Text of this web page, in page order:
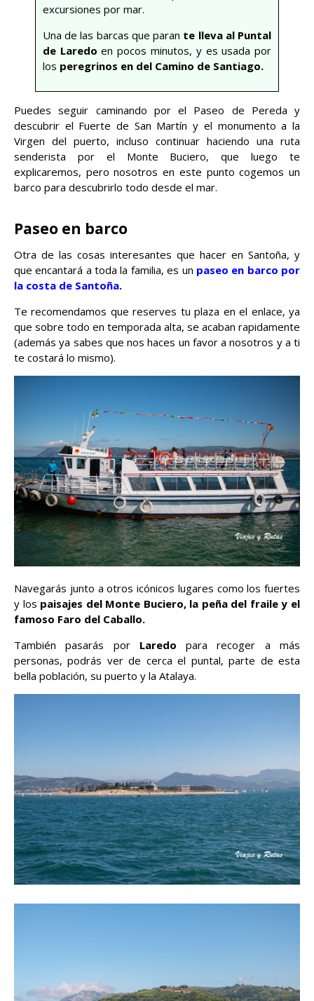
excursiones por mar.
Una de las barcas que paran te lleva al Puntal
de Laredo en pocos minutos, y es usada por
los peregrinos en del Camino de Santiago.
Puedes seguir caminando por el Paseo de Pereda y
descubrir el Fuerte de San Martín y el monumento a la
Virgen del puerto, incluso continuar haciendo una ruta
senderista por el Monte Buciero, que luego te
explicaremos, pero nosotros en este punto cogemos un
barco para descubrirlo todo desde el mar.
Paseo en barco
Otra de las cosas interesantes que hacer en Santoña, y
que encantará a toda la familia, es un paseo en barco por
la costa de Santoña.
Te recomendamos que reserves tu plaza en el enlace, ya
que sobre todo en temporada alta, se acaban rapidamente
(además ya sabes que nos haces un favor a nosotros y a ti
te costará lo mismo).
Navegarás junto a otros icónicos lugares como los fuertes
y los paisajes del Monte Buciero, la peña del fraile y el
famoso Faro del Caballo.
También pasarás por Laredo para recoger a más
personas, podrás ver de cerca el puntal, parte de esta
bella población, su puerto y la Atalaya.